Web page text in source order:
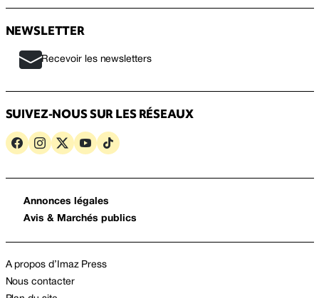
NEWSLETTER
Recevoir les newsletters
SUIVEZ-NOUS SUR LES RÉSEAUX
Annonces légales
Avis & Marchés publics
A propos d’Imaz Press
Nous contacter